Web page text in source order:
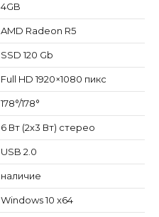
4GB
AMD Radeon R5
SSD 120 Gb
Full HD 1920×1080 пикс
178°/178°
6 Вт (2х3 Вт) стерео
USB 2.0
наличие
Windows 10 x64